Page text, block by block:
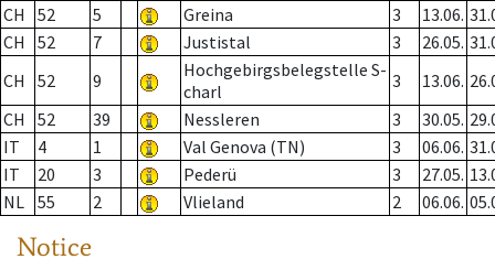
CH
52 5 Greina 3 13.06.
CH
52 7 Justistal 3 26.05.
CH
52 9
Hochgebirgsbelegstelle S-
charl
3 13.06.
CH
52 39 Nessleren 3 30.05.
IT
4 1 Val Genova (TN) 3 06.06.
IT
20 3 Pederü 3 27.05.
NL 55 2 Vlieland 2 06.06.
Notice